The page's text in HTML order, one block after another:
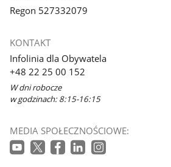
Regon 527332079
KONTAKT
Infolinia dla Obywatela
+48 22 25 00 152
W dni robocze
w godzinach: 8:15-16:15
MEDIA SPOŁECZNOŚCIOWE: